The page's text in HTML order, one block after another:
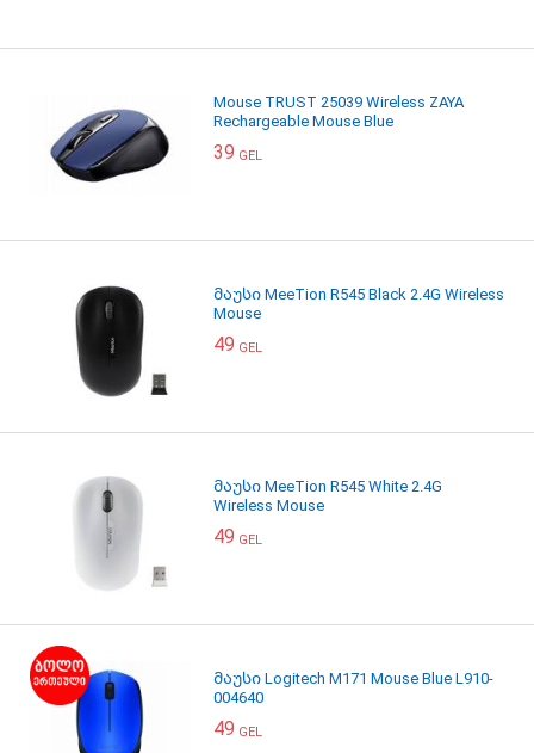
Mouse TRUST 25039 Wireless ZAYA
Rechargeable Mouse Blue
39 GEL
მაუსი MeeTion R545 Black 2.4G Wireless
Mouse
49 GEL
მაუსი MeeTion R545 White 2.4G
Wireless Mouse
49 GEL
მაუსი Logitech M171 Mouse Blue L910-
004640
49 GEL